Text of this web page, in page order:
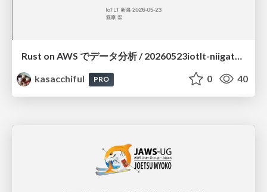
Rust on AWS でデータ分析 / 20260523iotlt-niigata-rust-on-aws
kasacchiful
PRO 0 40